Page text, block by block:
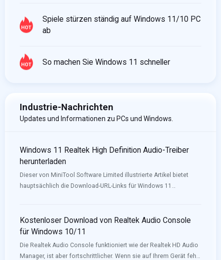
Spiele stürzen ständig auf Windows 11/10 PC
ab
So machen Sie Windows 11 schneller
Industrie-Nachrichten
Updates und Informationen zu PCs und Windows.
Windows 11 Realtek High Definition Audio-Treiber
herunterladen
Dieser von MiniTool Software Limited illustrierte Artikel bietet
hauptsächlich die Download-URL-Links für Windows 11
Asus.
Kostenloser Download von Realtek Audio Console
für Windows 10/11
Die Realtek Audio Console funktioniert wie der Realtek HD Audio
Manager, ist aber fortschrittlicher. Wenn sie auf Ihrem Gerät fehlt